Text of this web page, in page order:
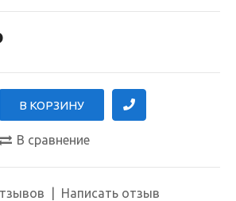
В сравнение
Написать отзыв